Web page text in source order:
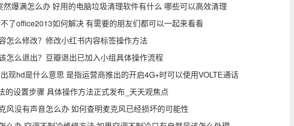
爆满怎么办 好用的电脑垃圾清理软件有什么 哪些可以高效清理
了office2013如何解决 有需要的朋友们都可以一起来看看
怎么修改？修改小红书内容标签操作方法
怎么退出？豆瓣退出已加入小组具体操作流程
现hd是什么意思 是指运营商推出的开启4G+时可以使用VOLTE通话
的设置步骤 具体操作方法正式发布_天天观焦点
风没有声音怎么办 如何查明麦克风已经损坏的可能性